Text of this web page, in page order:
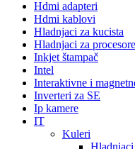
Hdmi adapteri
Hdmi kablovi
Hladnjaci za kucista
Hladnjaci za procesore
Inkjet štampač
Intel
Interaktivne i
Inverteri za SE
Ip kamere
IT
Kuleri
Hladnjaci